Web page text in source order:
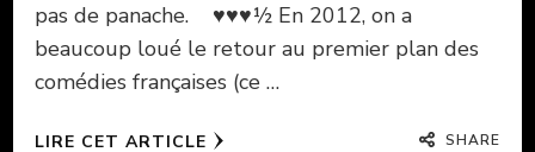
pas de panache. ♥♥♥½ En 2012, on a
beaucoup loué le retour au premier plan des
comédies françaises (ce …
LIRE CET ARTICLE SHARE